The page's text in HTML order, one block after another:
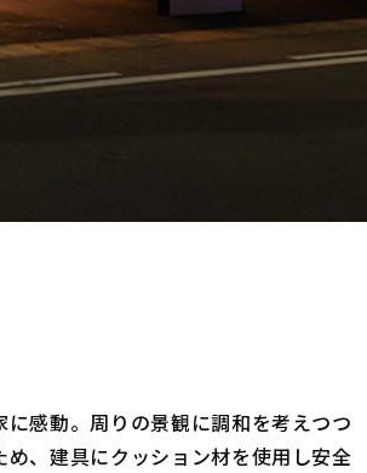
感動。周りの景観に調和を考えつつ
、建具にクッション材を使用し安全